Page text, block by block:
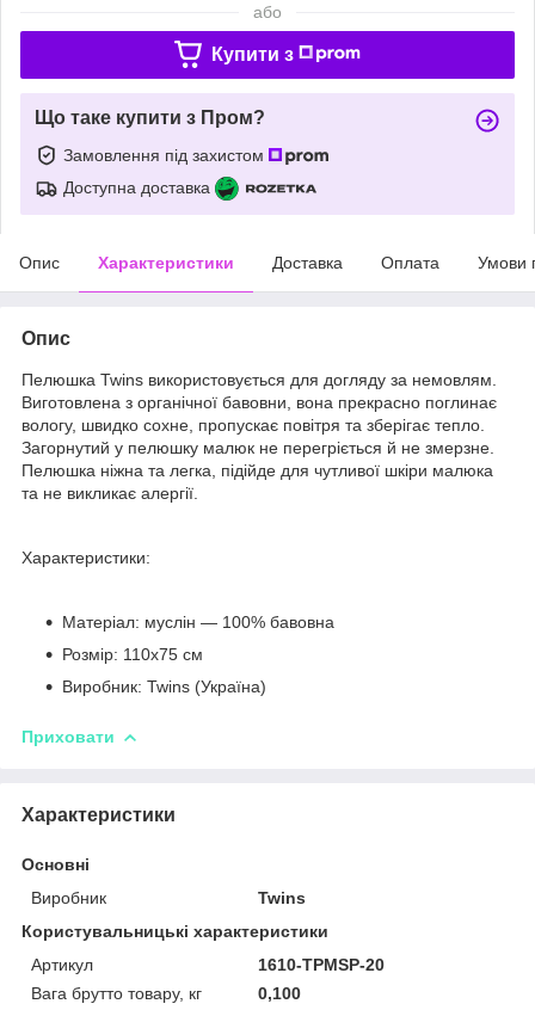
або
Купити з
Що таке купити з Пром?
Замовлення під захистом
Доступна доставка
Опис Характеристики Доставка Оплата Умови
Опис
Пелюшка Twins використовується для догляду за немовлям.
Виготовлена з органічної бавовни, вона прекрасно поглинає
вологу, швидко сохне, пропускає повітря та зберігає тепло.
Загорнутий у пелюшку малюк не перегріється й не змерзне.
Пелюшка ніжна та легка, підійде для чутливої шкіри малюка
та не викликає алергії.
Характеристики:
Матеріал: муслін — 100% бавовна
Розмір: 110х75 см
Виробник: Twins (Україна)
Приховати
Характеристики
Основні
Виробник
Twins
Користувальницькі характеристики
Артикул
1610-TPMSP-20
Вага брутто товару, кг
0,100